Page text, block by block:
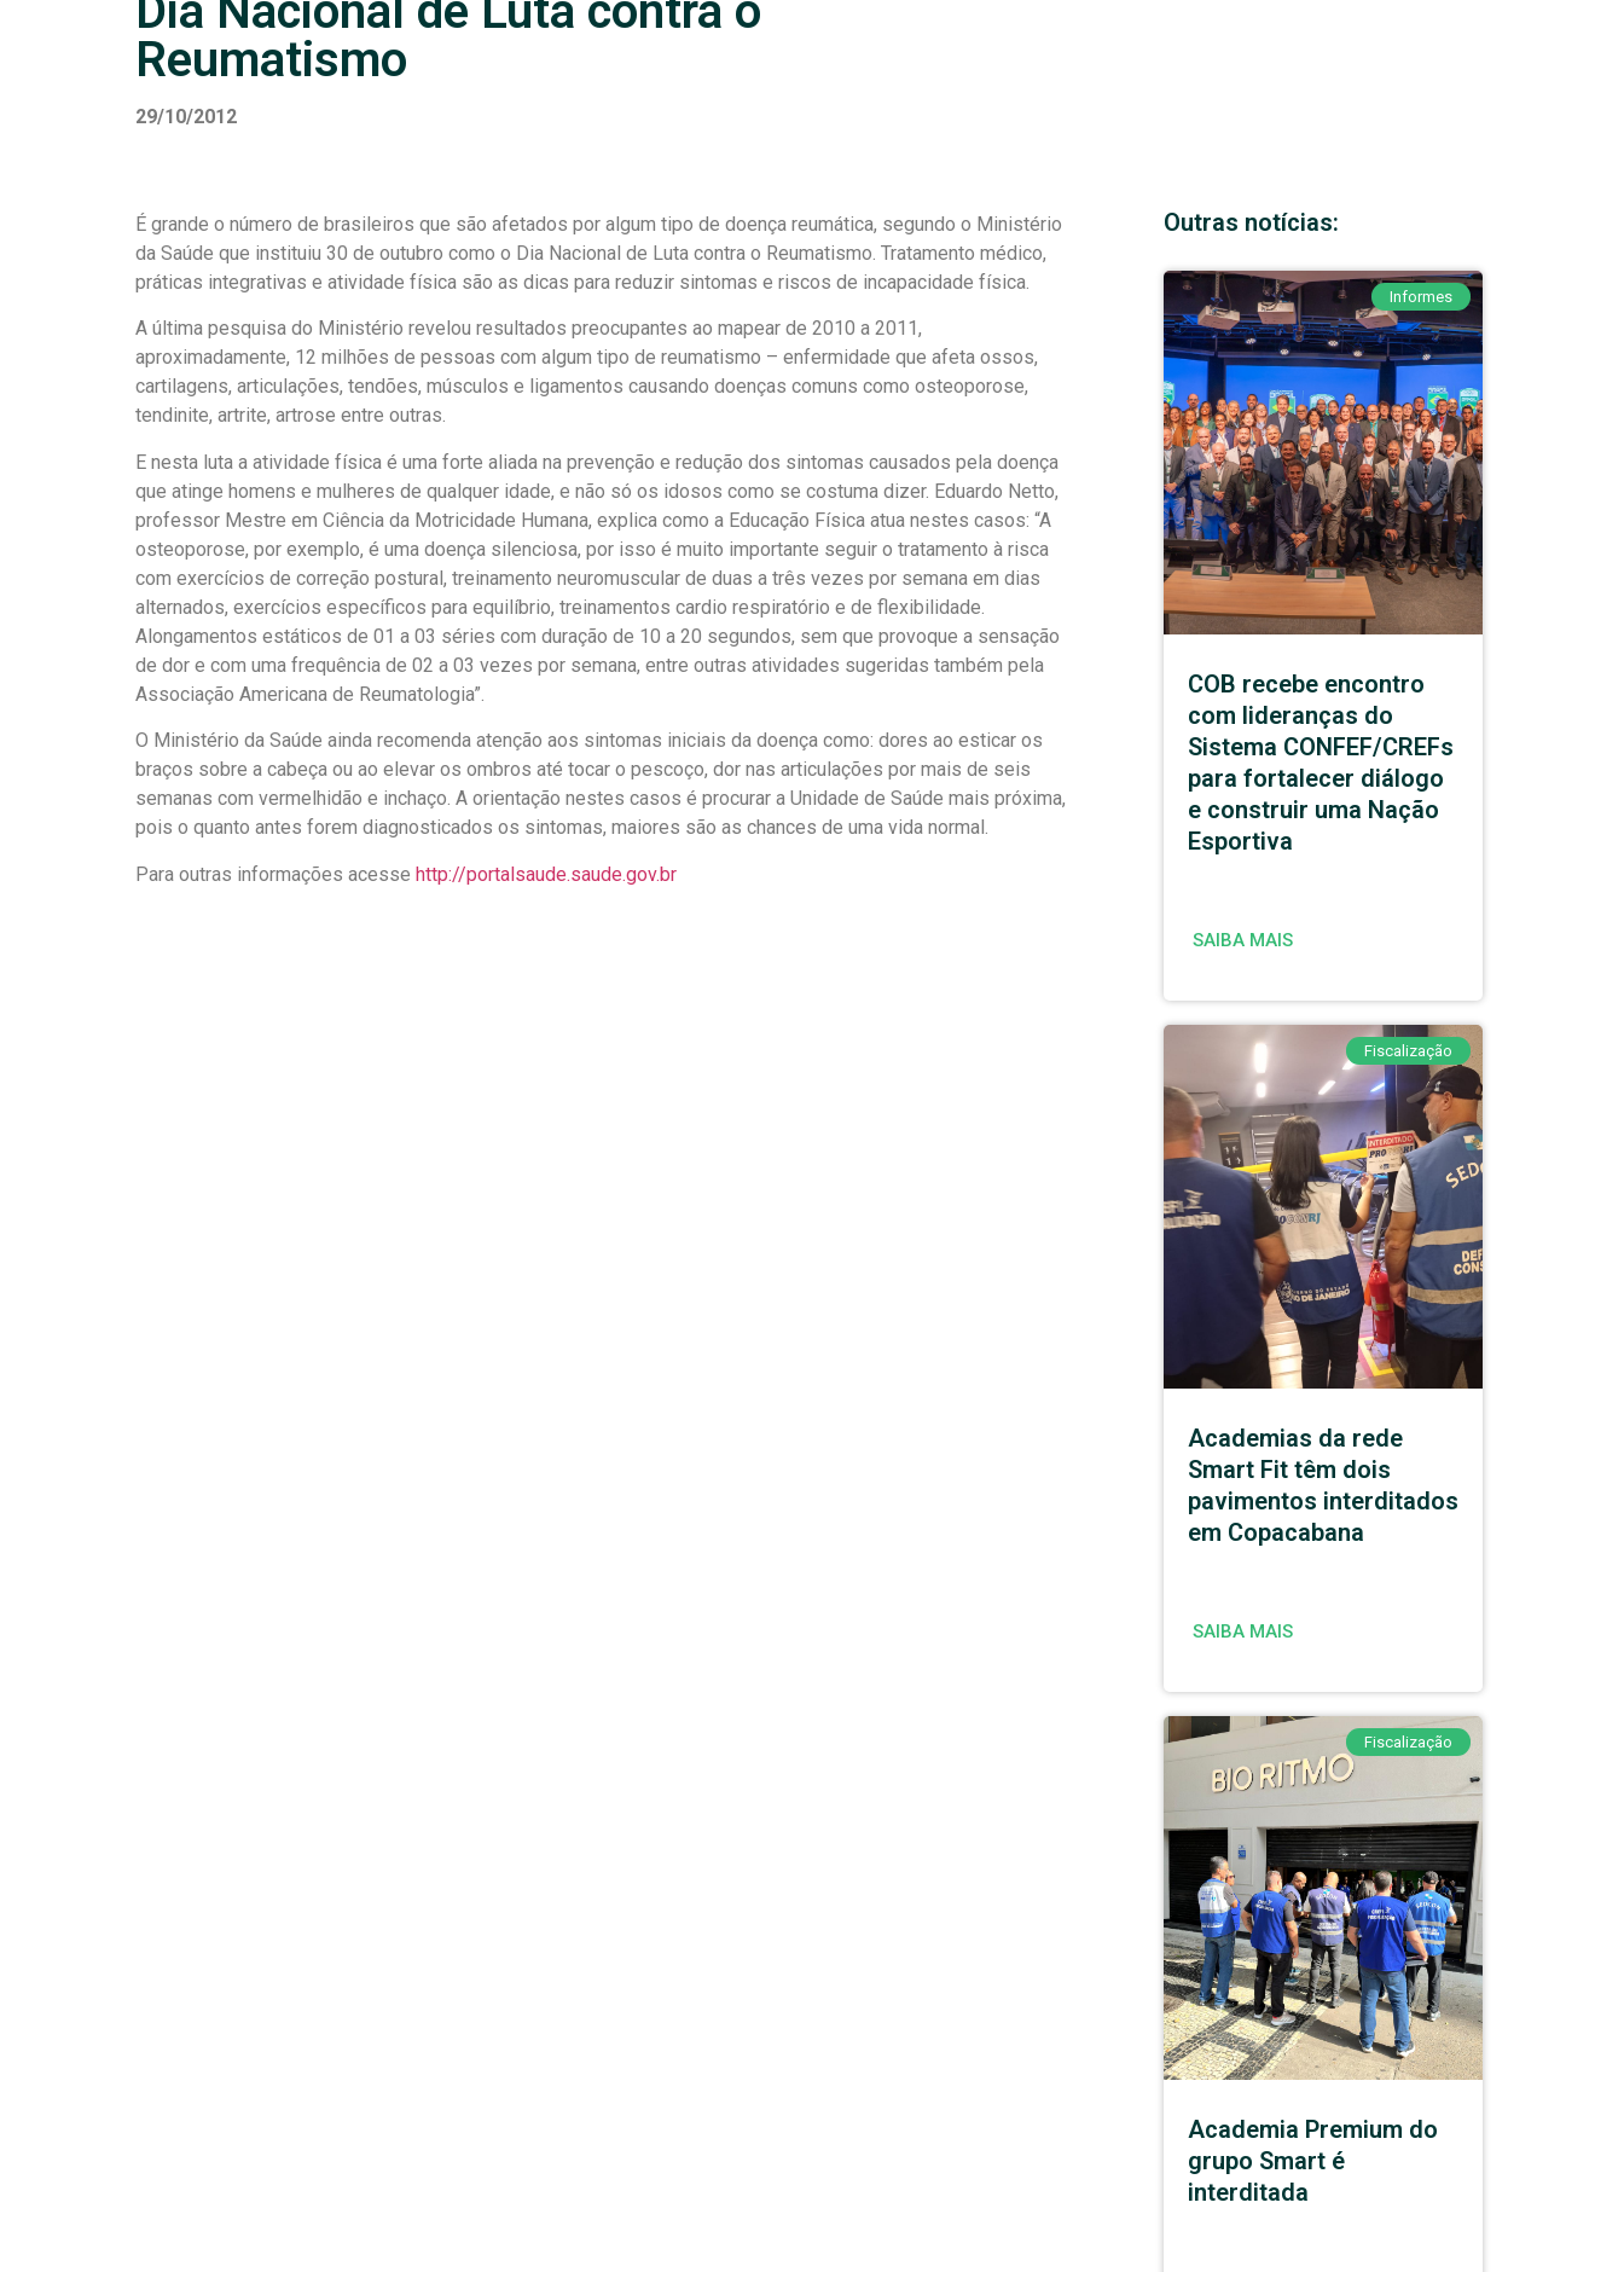
Dia Nacional de Luta contra o
Reumatismo
29/10/2012
É grande o número de brasileiros que são afetados por algum tipo de doença reumática, segundo o Ministério
da Saúde que instituiu 30 de outubro como o Dia Nacional de Luta contra o Reumatismo. Tratamento médico,
práticas integrativas e atividade física são as dicas para reduzir sintomas e riscos de incapacidade física.
A última pesquisa do Ministério revelou resultados preocupantes ao mapear de 2010 a 2011,
aproximadamente, 12 milhões de pessoas com algum tipo de reumatismo – enfermidade que afeta ossos,
cartilagens, articulações, tendões, músculos e ligamentos causando doenças comuns como osteoporose,
tendinite, artrite, artrose entre outras.
E nesta luta a atividade física é uma forte aliada na prevenção e redução dos sintomas causados pela doença
que atinge homens e mulheres de qualquer idade, e não só os idosos como se costuma dizer. Eduardo Netto,
professor Mestre em Ciência da Motricidade Humana, explica como a Educação Física atua nestes casos: “A
osteoporose, por exemplo, é uma doença silenciosa, por isso é muito importante seguir o tratamento à risca
com exercícios de correção postural, treinamento neuromuscular de duas a três vezes por semana em dias
alternados, exercícios específicos para equilíbrio, treinamentos cardio respiratório e de flexibilidade.
Alongamentos estáticos de 01 a 03 séries com duração de 10 a 20 segundos, sem que provoque a sensação
de dor e com uma frequência de 02 a 03 vezes por semana, entre outras atividades sugeridas também pela
Associação Americana de Reumatologia”.
O Ministério da Saúde ainda recomenda atenção aos sintomas iniciais da doença como: dores ao esticar os
braços sobre a cabeça ou ao elevar os ombros até tocar o pescoço, dor nas articulações por mais de seis
semanas com vermelhidão e inchaço. A orientação nestes casos é procurar a Unidade de Saúde mais próxima,
pois o quanto antes forem diagnosticados os sintomas, maiores são as chances de uma vida normal.
Para outras informações acesse http://portalsaude.saude.gov.br
Outras notícias:
Informes
COB recebe encontro
com lideranças do
Sistema CONFEF/CREFs
para fortalecer diálogo
e construir uma Nação
Esportiva
SAIBA MAIS
Fiscalização
Academias da rede
Smart Fit têm dois
pavimentos interditados
em Copacabana
SAIBA MAIS
Fiscalização
Academia Premium do
grupo Smart é
interditada